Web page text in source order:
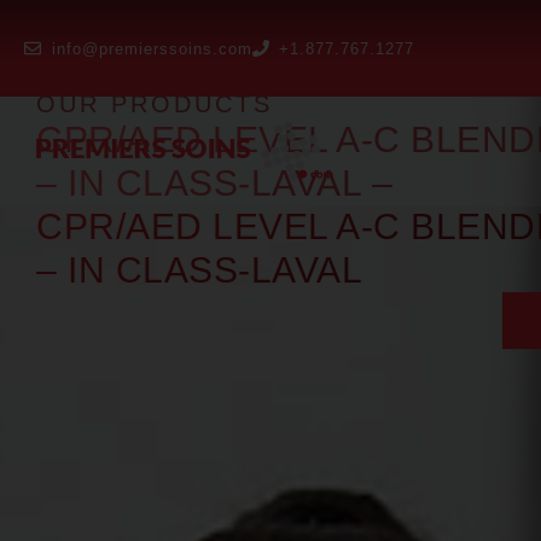
info@premierssoins.com +1.877.767.1277
OUR PRODUCTS
CPR/AED LEVEL A-C
– IN CLASS-LAVAL –
CPR/AED LEVEL A-C
– IN CLASS-LAVAL